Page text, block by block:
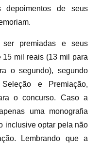
depoimentos de seus
ser premiadas e seus
15 mil reais (13 mil para
o segundo), segundo
e Premiação,
o concurso. Caso a
uma monografia
inclusive optar pela não
Lembrando que a